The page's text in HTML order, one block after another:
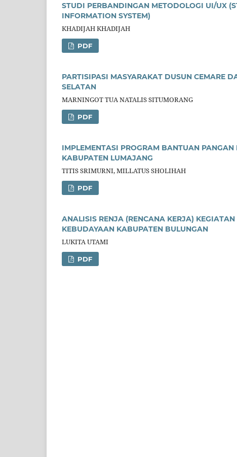
STUDI PERBANDINGAN METODOLOGI UI/UX
INFORMATION SYSTEM)
KHADIJAH KHADIJAH
PDF
PARTISIPASI MASYARAKAT DUSUN CEMARE
SELATAN
MARNINGOT TUA NATALIS SITUMORANG
PDF
IMPLEMENTASI PROGRAM BANTUAN
KABUPATEN LUMAJANG
TITIS SRIMURNI, MILLATUS SHOLIHAH
PDF
ANALISIS RENJA (RENCANA KERJA)
KEBUDAYAAN KABUPATEN BULUNGAN
LUKITA UTAMI
PDF